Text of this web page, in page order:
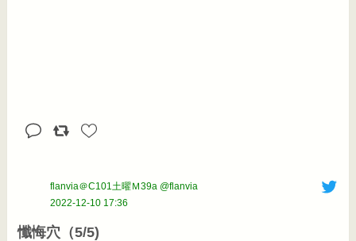
flanvia＠C101土曜Ｍ39a @flanvia
2022-12-10 17:36
懺悔穴（5/5)